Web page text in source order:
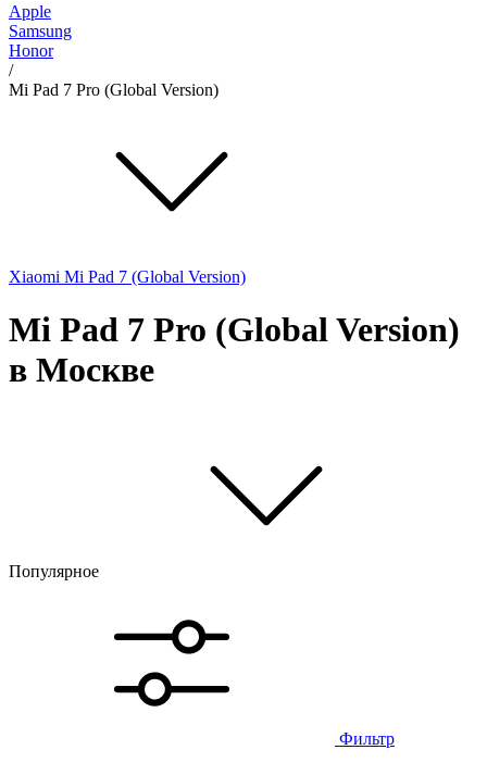
Apple
Samsung
Honor
/
Mi Pad 7 Pro (Global Version)
Xiaomi Mi Pad 7 (Global Version)
Mi Pad 7 Pro (Global Version)
в Москве
Популярное
Фильтр